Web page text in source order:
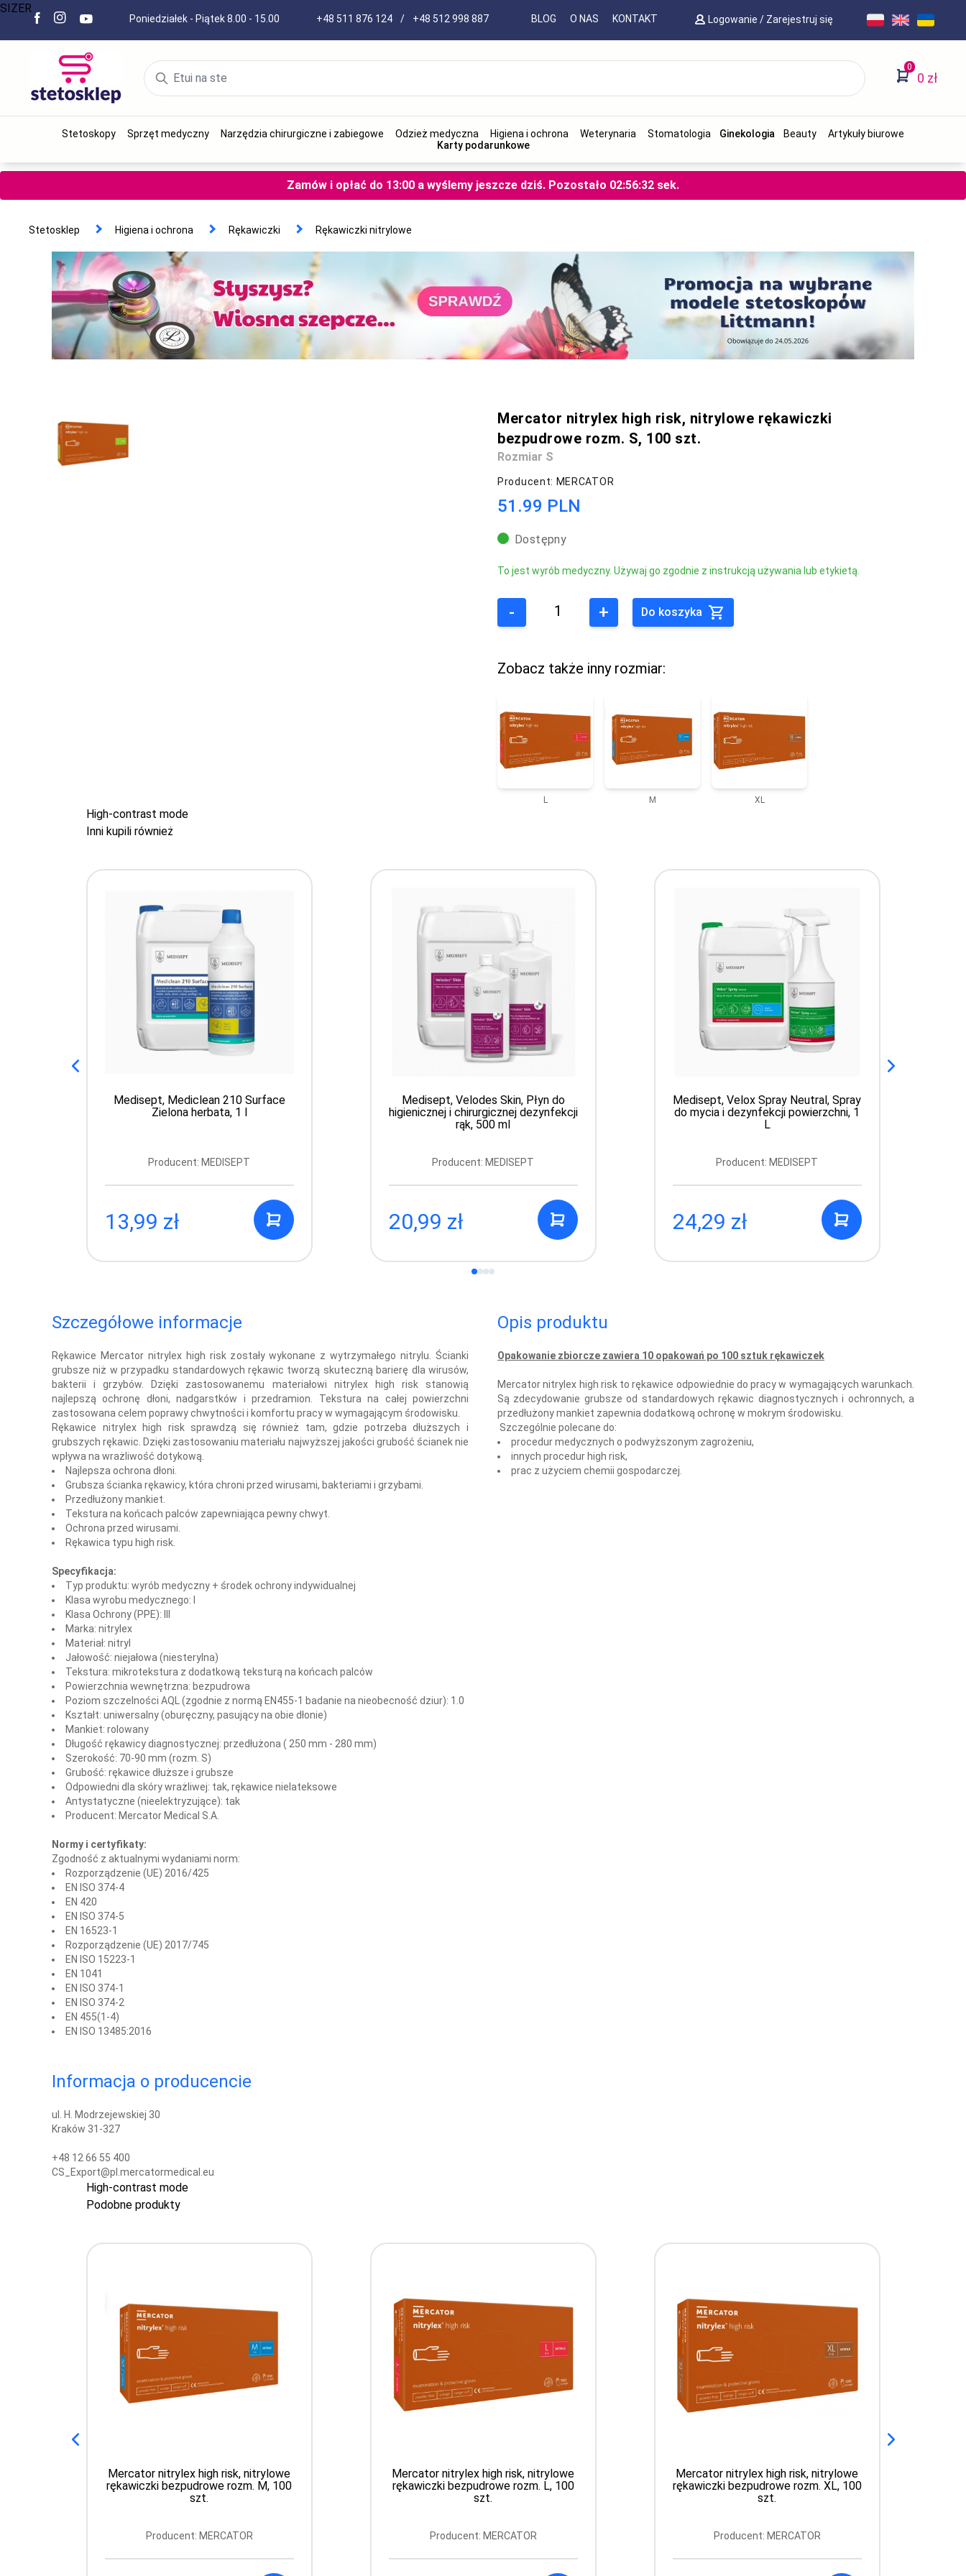
Poniedziałek - Piątek 8.00 - 15.00 +48 511 876 124 / +48 512 998 887 BLOG O NAS KONTAKT Logowanie / Zarejestruj się
0
0 zł
Stetoskopy Sprzęt medyczny Narzędzia chirurgiczne i zabiegowe Odzież medyczna Higiena i ochrona Weterynaria Stomatologia Ginekologia Beauty
Artykuły biurowe
Karty podarunkowe
Zamów i opłać do 13:00 a wyślemy jeszcze dziś. Pozostało 02:56:31 sek.
Stetosklep Higiena i ochrona Rękawiczki Rękawiczki nitrylowe
Mercator nitrylex high risk, nitrylowe rękawiczki
bezpudrowe rozm. S, 100 szt.
Rozmiar S
Producent: MERCATOR
51.99 PLN
Dostępny
To jest wyrób medyczny. Używaj go zgodnie z instrukcją używania lub etykietą.
- + Do koszyka
Zobacz także inny rozmiar:
L M XL
High-contrast mode
Inni kupili również
Medisept, Mediclean 210 Surface
Zielona herbata, 1 l
Producent: MEDISEPT
13,99 zł
Medisept, Velodes Skin, Płyn do
higienicznej i chirurgicznej dezynfekcji
rąk, 500 ml
Producent: MEDISEPT
20,99 zł
Medisept, Velox Spray Neutral, Spray
do mycia i dezynfekcji powierzchni, 1
L
Producent: MEDISEPT
24,29 zł
Szczegółowe informacje
Rękawice Mercator nitrylex high risk zostały wykonane z wytrzymałego nitrylu. Ścianki
grubsze niż w przypadku standardowych rękawic tworzą skuteczną barierę dla wirusów,
bakterii i grzybów. Dzięki zastosowanemu materiałowi nitrylex high risk stanowią
najlepszą ochronę dłoni, nadgarstków i przedramion. Tekstura na całej powierzchni
zastosowana celem poprawy chwytności i komfortu pracy w wymagającym środowisku.
Rękawice nitrylex high risk sprawdzą się również tam, gdzie potrzeba dłuższych i
grubszych rękawic. Dzięki zastosowaniu materiału najwyższej jakości grubość ścianek nie
wpływa na wrażliwość dotykową.
Najlepsza ochrona dłoni.
Grubsza ścianka rękawicy, która chroni przed wirusami, bakteriami i grzybami.
Przedłużony mankiet.
Tekstura na końcach palców zapewniająca pewny chwyt.
Ochrona przed wirusami.
Rękawica typu high risk.
Specyfikacja:
Typ produktu: wyrób medyczny + środek ochrony indywidualnej
Klasa wyrobu medycznego:
Klasa Ochrony (PPE):
Marka: nitrylex
Materiał: nitryl
Jałowość: niejałowa (niesterylna)
Tekstura: mikrotekstura z dodatkową teksturą na końcach palców
Powierzchnia wewnętrzna: bezpudrowa
Poziom szczelności AQL (zgodnie z normą EN455-1 badanie na nieobecność dziur): 1.0
Kształt: uniwersalny (oburęczny, pasujący na obie dłonie)
Mankiet: rolowany
Długość rękawicy diagnostycznej: przedłużona ( 250 mm - 280 mm)
Szerokość: 70-90 mm (rozm. S)
Grubość: rękawice dłuższe i grubsze
Odpowiedni dla skóry wrażliwej: tak, rękawice nielateksowe
Antystatyczne (nieelektryzujące): tak
Producent: Mercator Medical S.A.
Normy i certyfikaty:
Zgodność z aktualnymi wydaniami norm:
Rozporządzenie (UE) 2016/425
EN ISO 374-4
EN 420
EN ISO 374-5
EN 16523-1
Rozporządzenie (UE) 2017/745
EN ISO 15223-1
EN 1041
EN ISO 374-1
EN ISO 374-2
EN 455(1-4)
EN ISO 13485:2016
Opis produktu
Opakowanie zbiorcze zawiera 10 opakowań po 100 sztuk rękawiczek
Mercator nitrylex high risk to rękawice odpowiednie do pracy w wymagających warunkach.
Są zdecydowanie grubsze od standardowych rękawic diagnostycznych i ochronnych, a
przedłużony mankiet zapewnia dodatkową ochronę w mokrym środowisku.
Szczególnie polecane do:
procedur medycznych o podwyższonym zagrożeniu,
innych procedur high risk,
prac z użyciem chemii gospodarczej.
Informacja o producencie
ul. H. Modrzejewskiej 30
Kraków 31-327
+48 12 66 55 400
CS_Export@pl.mercatormedical.eu
High-contrast mode
Podobne produkty
Mercator nitrylex high risk, nitrylowe
rękawiczki bezpudrowe rozm. M, 100
szt.
Producent: MERCATOR
Mercator nitrylex high risk, nitrylowe
rękawiczki bezpudrowe rozm. L, 100
szt.
Producent: MERCATOR
Mercator nitrylex high risk, nitrylowe
rękawiczki bezpudrowe rozm. XL, 100
szt.
Producent: MERCATOR
SIZER